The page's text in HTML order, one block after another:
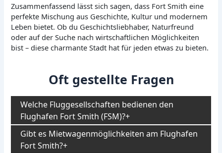
Zusammenfassend lässt sich sagen, dass Fort Smith eine
perfekte Mischung aus Geschichte, Kultur und modernem
Leben bietet. Ob du Geschichtsliebhaber, Naturfreund
oder auf der Suche nach wirtschaftlichen Möglichkeiten
bist – diese charmante Stadt hat für jeden etwas zu bieten.
Oft gestellte Fragen
Welche Fluggesellschaften bedienen den
Flughafen Fort Smith (FSM)?
Gibt es Mietwagenmöglichkeiten am Flughafen
Fort Smith?